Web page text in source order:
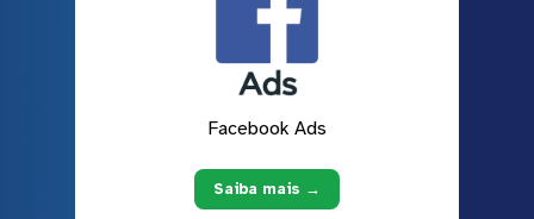
Facebook Ads
Saiba mais →